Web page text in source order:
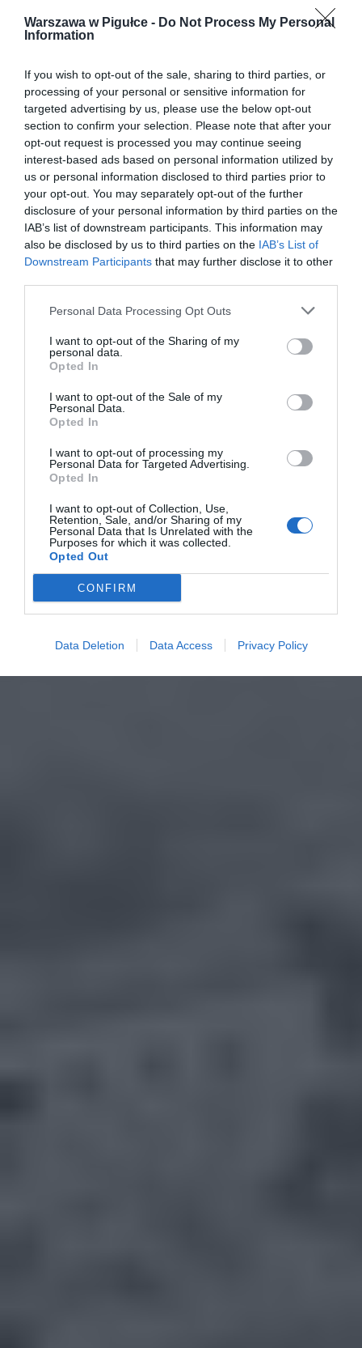
Warszawa w Pigułce - Do Not Process My Personal
Information
If you wish to opt-out of the sale, sharing to third parties, or
processing of your personal or sensitive information for
targeted advertising by us, please use the below opt-out
section to confirm your selection. Please note that after your
opt-out request is processed you may continue seeing
interest-based ads based on personal information utilized by
us or personal information disclosed to third parties prior to
your opt-out. You may separately opt-out of the further
disclosure of your personal information by third parties on the
IAB’s list of downstream participants. This information may
also be disclosed by us to third parties on the IAB’s List of
Downstream Participants that may further disclose it to other
Personal Data Processing Opt Outs
I want to opt-out of the Sharing of my
personal data.
Opted In
I want to opt-out of the Sale of my
Personal Data.
Opted In
I want to opt-out of processing my
Personal Data for Targeted Advertising.
Opted In
I want to opt-out of Collection, Use,
Retention, Sale, and/or Sharing of my
Personal Data that Is Unrelated with the
Purposes for which it was collected.
Opted Out
CONFIRM
Data Deletion Data Access Privacy Policy